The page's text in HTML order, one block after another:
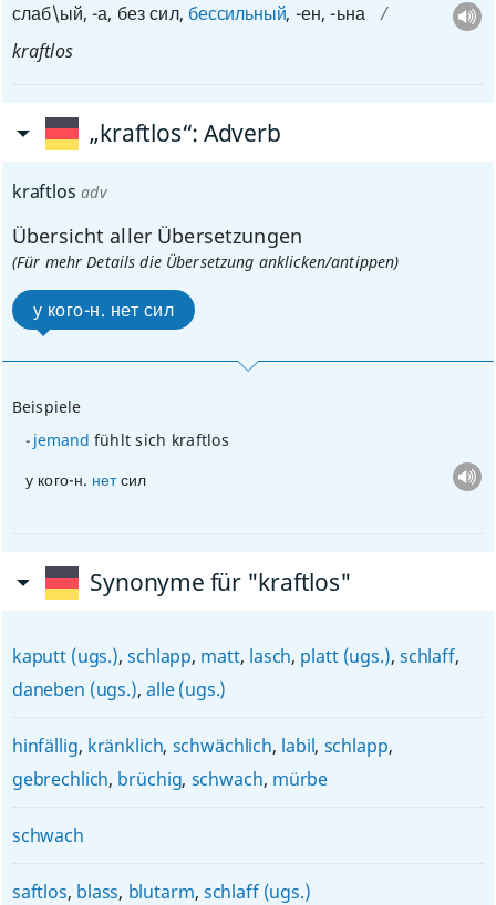
слаб\ый, -а, без сил, бессильный, -ен, -ьна
kraftlos
„kraftlos“: Adverb
kraftlos adv
Übersicht aller Übersetzungen
(Für mehr Details die Übersetzung anklicken/antippen)
у кого-н. нет сил
Beispiele
jemand fühlt sich kraftlos
у кого-н. нетсил
Synonyme für "kraftlos"
kaputt (ugs.),schlapp, matt, lasch, platt (ugs.), schlaff,
daneben (ugs.), alle (ugs.)
hinfällig, kränklich, schwächlich, labil, schlapp,
gebrechlich, brüchig, schwach, mürbe
schwach
saftlos, blass, blutarm, schlaff (ugs.)